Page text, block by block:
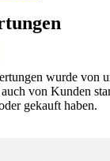
wurde von
von Kunden
gekauft haben.